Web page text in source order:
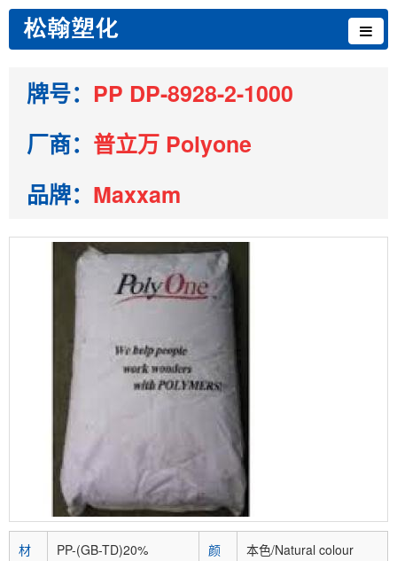
牌号： PP DP-8928-2-1000
厂商： 普立万 Polyone
品牌： Maxxam
材
PP-(GB-TD)20%
颜
本色/Natural colour